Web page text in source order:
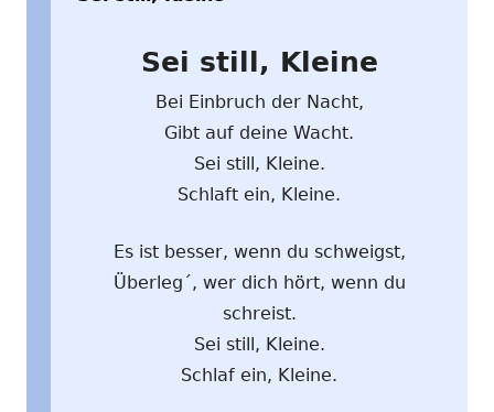
Sei still, Kleine
Bei Einbruch der Nacht,
Gibt auf deine Wacht.
Sei still, Kleine.
Schlaft ein, Kleine.
Es ist besser, wenn du schweigst,
Überleg´, wer dich hört, wenn du
schreist.
Sei still, Kleine.
Schlaf ein, Kleine.